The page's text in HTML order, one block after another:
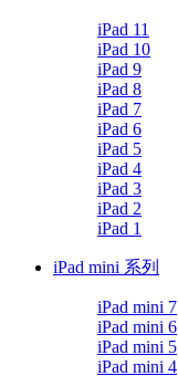
iPad 11
iPad 10
iPad 9
iPad 8
iPad 7
iPad 6
iPad 5
iPad 4
iPad 3
iPad 2
iPad 1
iPad mini 系列
iPad mini 7
iPad mini 6
iPad mini 5
iPad mini 4